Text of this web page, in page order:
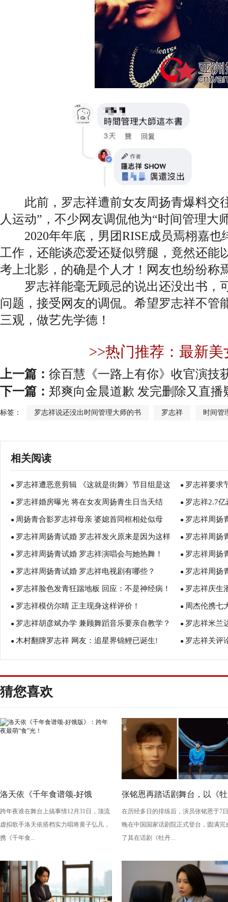
此前，罗志祥遭前女友周扬青爆料交
人运动”，不少网友调侃他为“时间管理大
2020年年底，男团RISE成员焉栩嘉也
工作，还能谈恋爱还疑似劈腿，竟然还能
考上北影，的确是个人才！网友也纷纷称
罗志祥能毫无顾忌的说出还没出书，
问题，接受网友的调侃。希望罗志祥不管
三观，做艺先学德！
>>热门推荐：最新美
上一篇： 徐百慧《一路上有你》收官演技
下一篇： 郑爽向金晨道歉 发完删除又直播
标签： 罗志祥说还没出时间管理大师的书 罗志祥 时间管
相关阅读
● 罗志祥遭恶意剪辑 《这就是街舞》节目组是这
样回应的......
● 罗志祥要求
重！
● 罗志祥婚房曝光 将在女友周扬青生日当天结
婚！
● 罗志祥2.7
● 周扬青合影罗志祥母亲 婆媳首同框相处似母
女！
● 罗志祥周扬
● 罗志祥周扬青试婚 罗志祥发火原来是因为这样
的内幕！
● 罗志祥周扬
飙？
● 罗志祥周扬青试婚 罗志祥演唱会与她热舞！ ● 罗志祥周扬
● 罗志祥周扬青试婚 罗志祥电视剧有哪些？ ● 罗志祥周扬
祥上海演唱
● 罗志祥脸色发青狂踹地板 回应：不是神经病！ ● 罗志祥庆生
● 罗志祥模仿尔晴 正主现身这样评价！ ● 周杰伦携七
● 罗志祥胡彦斌办学 兼顾舞蹈音乐要亲自教学？ ● 罗志祥米兰
● 木村翻牌罗志祥 网友：追星界锦鲤已诞生! ● 罗志祥关评
猜您喜欢
洛天依《千年食谱颂-好饿
版》：跨年夜最萌“食”光！
跨年夜谁在舞台上搞事情12月31日，顶流
虚拟歌手洛天依搭档实力唱将黄子弘凡，
携《千年食...
张铭恩再踏话剧舞台，以《牡
丹亭上三生路》续写古典深
情，全新演绎“柳梦梅”至情至
在历经多日的排练后，演员张铭恩于7日
晚在中国国家话剧院正式登台，圆满完
了其在话剧《牡丹...